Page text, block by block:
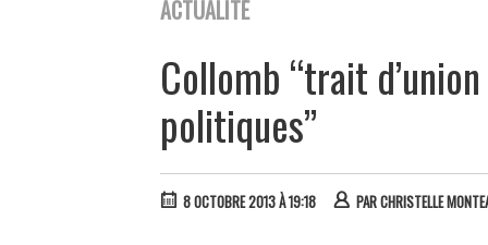
ACTUALITÉ
Collomb “trait
politiques”
8 OCTOBRE 2013 À 19:18 PARCHRISTELLE